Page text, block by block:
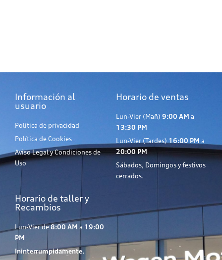
Información al
usuario
Política de privacidad
Política de Cookies
Aviso Legal y Condiciones de
Uso
Horario de ventas
Lun-Vier (Mañ) 9:00 AM a
13:30 PM
Lun-Vier (Tardes) 16:00 PM a
20:00 PM
Sábados, Domingos y festivos
cerrados.
Horario de taller y
Recambios
Lun-Vier de8:00 AM a 19:00
PM
Ininterrumpidamente.